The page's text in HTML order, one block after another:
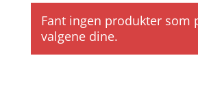
Fant ingen produkter som
valgene dine.